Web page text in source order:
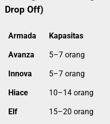
Drop Off)
Armada Kapasitas
Avanza 5–7 orang
Innova 5–7 orang
Hiace 10–14 orang
Elf 15–20 orang